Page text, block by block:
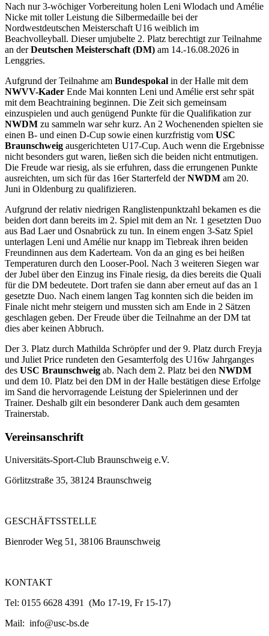
Nach nur 3-wöchiger Vorbereitung holen Leni Wlodach und Amélie
Nicke mit toller Leistung die Silbermedaille bei der
Nordwestdeutschen Meisterschaft U16 weiblich im
Beachvolleyball. Dieser umjubelte 2. Platz berechtigt zur Teilnahme
an derDeutschen Meisterschaft (DM) am 14.-16.08.2026 in
Lenggries.
Aufgrund der Teilnahme am Bundespokal in der Halle mit dem
NWVV-Kader Ende Mai konnten Leni und Amélie erst sehr spät
mit dem Beachtraining beginnen. Die Zeit sich gemeinsam
einzuspielen und auch genügend Punkte für die Qualifikation zur
NWDM zu sammeln war sehr kurz. An 2 Wochenenden spielten sie
einen B- und einen D-Cup sowie einen kurzfristig vom USC
Braunschweig ausgerichteten U17-Cup. Auch wenn die Ergebnisse
nicht besonders gut waren, ließen sich die beiden nicht entmutigen.
Die Freude war riesig, als sie erfuhren, dass die errungenen Punkte
ausreichten, um sich für das 16er Starterfeld derNWDM am 20.
Juni in Oldenburg zu qualifizieren.
Aufgrund der relativ niedrigen Ranglistenpunktzahl bekamen es die
beiden dort dann bereits im 2. Spiel mit dem an Nr. 1 gesetzten Duo
aus Bad Laer und Osnabrück zu tun. In einem engen 3-Satz Spiel
unterlagen Leni und Amélie nur knapp im Tiebreak ihren beiden
Freundinnen aus dem Kaderteam. Von da an ging es bei heißen
Temperaturen durch den Looser-Pool. Nach 3 weiteren Siegen war
der Jubel über den Einzug ins Finale riesig, da dies bereits die Quali
für die DM bedeutete. Dort trafen sie dann aber erneut auf das an 1
gesetzte Duo. Nach einem langen Tag konnten sich die beiden im
Finale nicht mehr steigern und mussten sich am Ende in 2 Sätzen
geschlagen geben. Der Freude über die Teilnahme an der DM tat
dies aber keinen Abbruch.
Der 3. Platz durch Mathilda Schröpfer und der 9. Platz durch Freyja
und Juliet Price rundeten den Gesamterfolg des U16w Jahrganges
des USC Braunschweig ab. Nach dem 2. Platz bei den NWDM
und dem 10. Platz bei den DM in der Halle bestätigen diese Erfolge
im Sand die hervorragende Leistung der Spielerinnen und der
Trainer. Deshalb gilt ein besonderer Dank auch dem gesamten
Trainerstab.
Vereinsanschrift
Universitäts-Sport-Club Braunschweig e.V.
Görlitzstraße 35, 38124 Braunschweig
GESCHÄFTSSTELLE
Bienroder Weg 51, 38106 Braunschweig
KONTAKT
Tel: 0155 6628 4391 (Mo 17-19, Fr 15-17)
Mail: info@usc-bs.de